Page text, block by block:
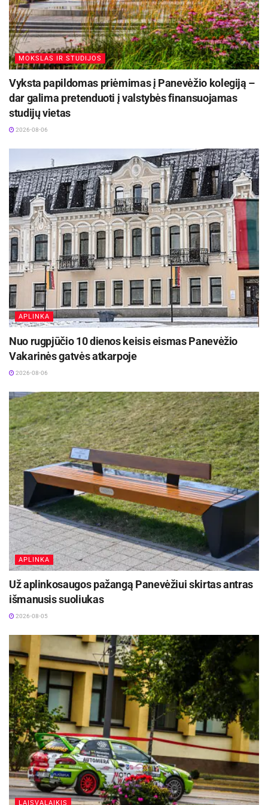
dalyvavo Panevėžio sporto centro bokso trenerių
Vitalijaus Karpačiausko ir Aleksandro
Laučenkovo ugdytiniai.
MOKSLAS IR STUDIJOS
Vyksta papildomas priėmimas į Panevėžio kolegiją –
dar galima pretenduoti į valstybės finansuojamas
studijų vietas
2026-08-06
APLINKA
Nuo rugpjūčio 10 dienos keisis eismas Panevėžio
Vakarinės gatvės atkarpoje
2026-08-06
APLINKA
Už aplinkosaugos pažangą Panevėžiui skirtas antras
išmanusis suoliukas
2026-08-05
LAISVALAIKIS